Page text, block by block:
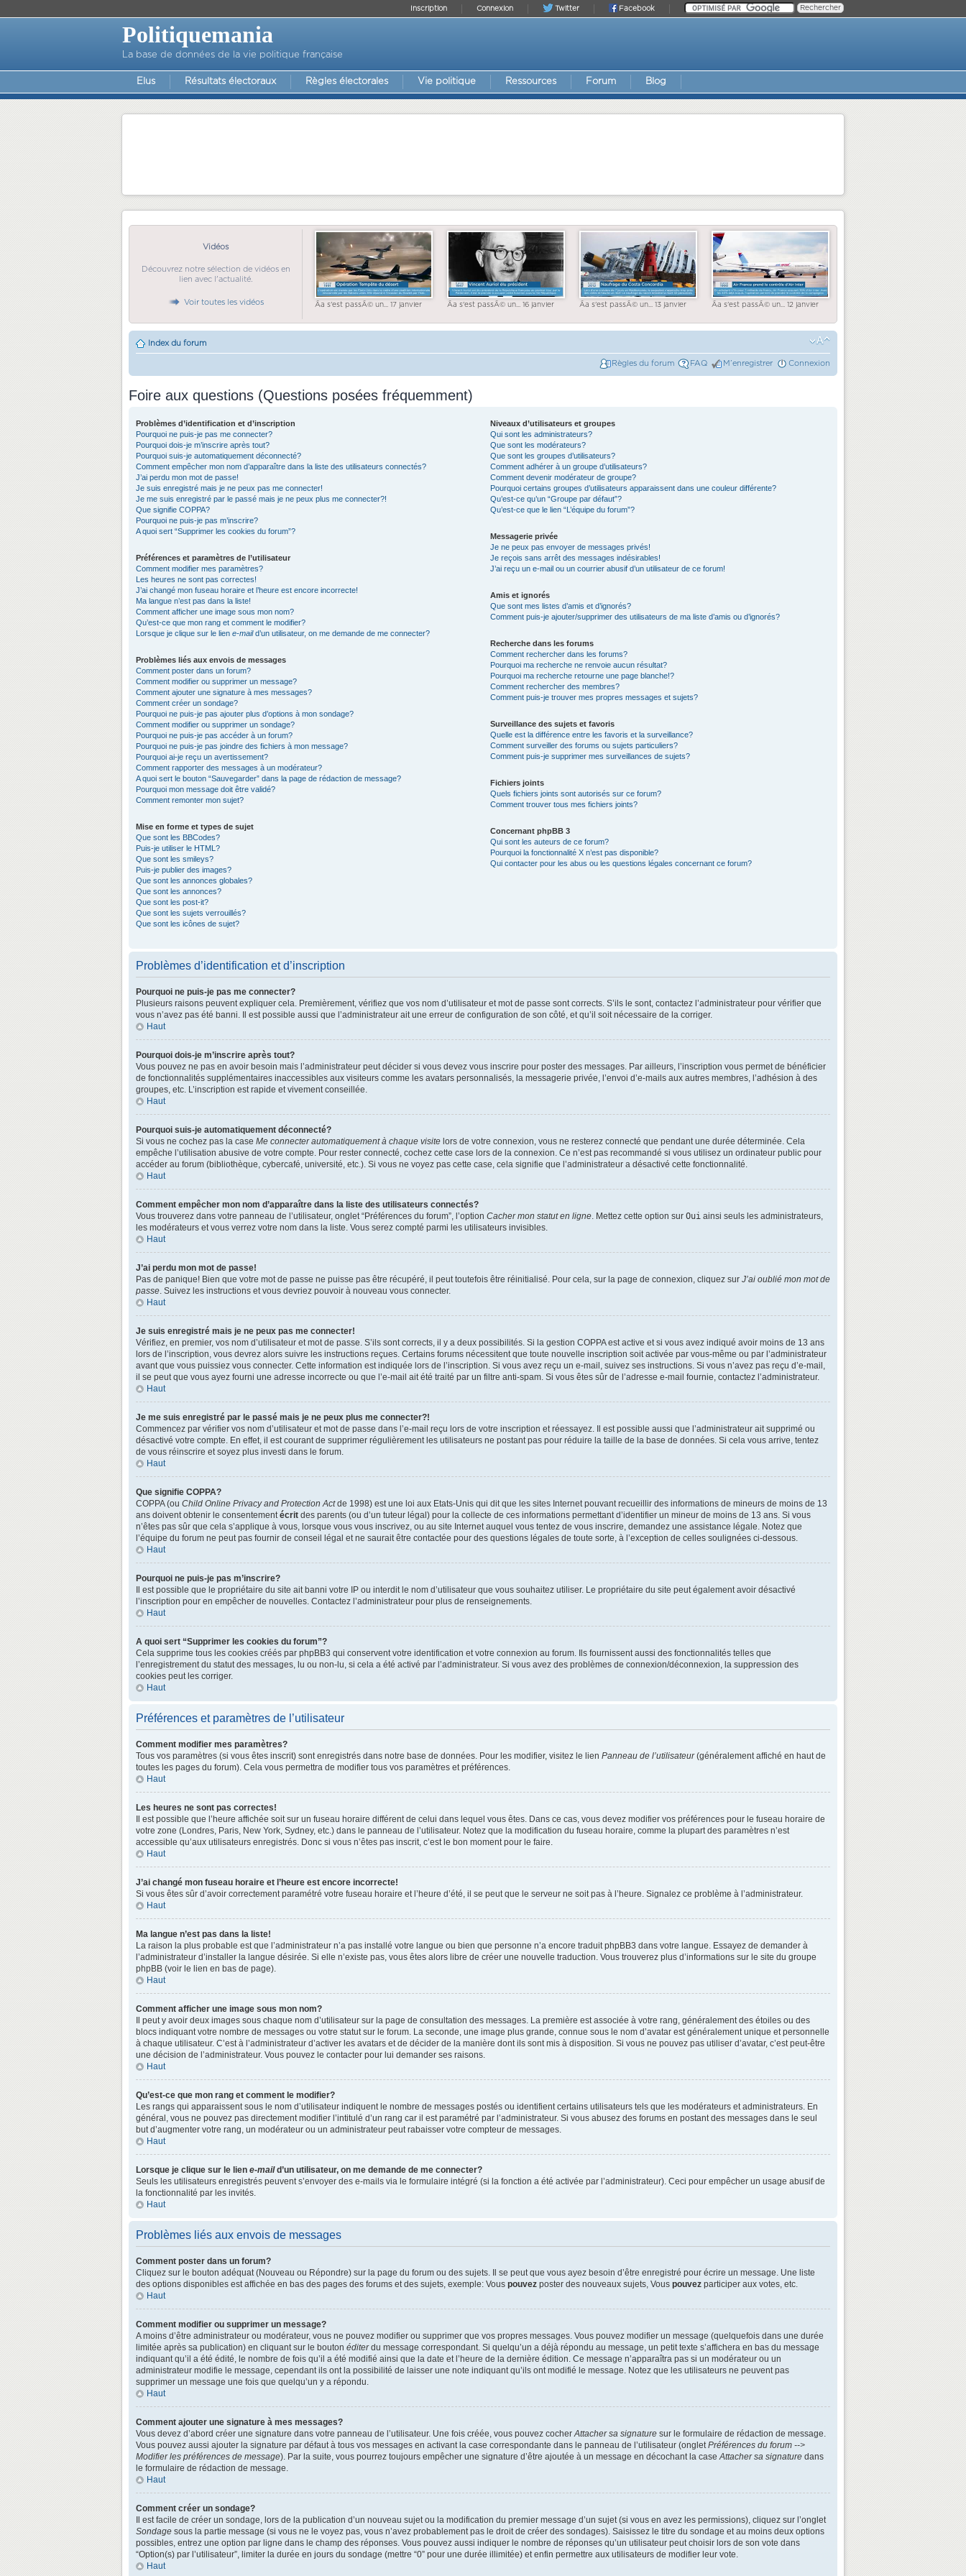
Facebook
Twitter
Connexion
Inscription
Politiquemania
La base de données de la vie politique française
Elus Résultats électoraux Règles électorales Vie politique Ressources Forum Blog
Vidéos
Découvrez notre sélection de vidéos en
lien avec l'actualité.
Voir toutes les vidéos Ãa s'est passÃ© un... 17 janvier Ãa s'est passÃ© un... 16 janvier Ãa s'est passÃ© un... 13 janvier Ãa s'est passÃ© un... 12 janvier
Index du forum
Règles du forum FAQ M’enregistrer Connexion
Foire aux questions (Questions posées fréquemment)
Problèmes d’identification et d’inscription
Pourquoi ne puis-je pas me connecter?
Pourquoi dois-je m’inscrire après tout?
Pourquoi suis-je automatiquement déconnecté?
Comment empêcher mon nom d’apparaître dans la liste des utilisateurs connectés?
J’ai perdu mon mot de passe!
Je suis enregistré mais je ne peux pas me connecter!
Je me suis enregistré par le passé mais je ne peux plus me connecter?!
Que signifie COPPA?
Pourquoi ne puis-je pas m’inscrire?
A quoi sert “Supprimer les cookies du forum”?
Préférences et paramètres de l’utilisateur
Comment modifier mes paramètres?
Les heures ne sont pas correctes!
J’ai changé mon fuseau horaire et l’heure est encore incorrecte!
Ma langue n’est pas dans la liste!
Comment afficher une image sous mon nom?
Qu’est-ce que mon rang et comment le modifier?
Lorsque je clique sur le lien e-maild’un utilisateur, on me demande de me connecter?
Problèmes liés aux envois de messages
Comment poster dans un forum?
Comment modifier ou supprimer un message?
Comment ajouter une signature à mes messages?
Comment créer un sondage?
Pourquoi ne puis-je pas ajouter plus d’options à mon sondage?
Comment modifier ou supprimer un sondage?
Pourquoi ne puis-je pas accéder à un forum?
Pourquoi ne puis-je pas joindre des fichiers à mon message?
Pourquoi ai-je reçu un avertissement?
Comment rapporter des messages à un modérateur?
A quoi sert le bouton “Sauvegarder” dans la page de rédaction de message?
Pourquoi mon message doit être validé?
Comment remonter mon sujet?
Mise en forme et types de sujet
Que sont les BBCodes?
Puis-je utiliser le HTML?
Que sont les smileys?
Puis-je publier des images?
Que sont les annonces globales?
Que sont les annonces?
Que sont les post-it?
Que sont les sujets verrouillés?
Que sont les icônes de sujet?
Niveaux d’utilisateurs et groupes
Qui sont les administrateurs?
Que sont les modérateurs?
Que sont les groupes d’utilisateurs?
Comment adhérer à un groupe d’utilisateurs?
Comment devenir modérateur de groupe?
Pourquoi certains groupes d’utilisateurs apparaissent dans une couleur différente?
Qu’est-ce qu’un “Groupe par défaut”?
Qu’est-ce que le lien “L’équipe du forum”?
Messagerie privée
Je ne peux pas envoyer de messages privés!
Je reçois sans arrêt des messages indésirables!
J’ai reçu un e-mail ou un courrier abusif d’un utilisateur de ce forum!
Amis et ignorés
Que sont mes listes d’amis et d’ignorés?
Comment puis-je ajouter/supprimer des utilisateurs de ma liste d’amis ou d’ignorés?
Recherche dans les forums
Comment rechercher dans les forums?
Pourquoi ma recherche ne renvoie aucun résultat?
Pourquoi ma recherche retourne une page blanche!?
Comment rechercher des membres?
Comment puis-je trouver mes propres messages et sujets?
Surveillance des sujets et favoris
Quelle est la différence entre les favoris et la surveillance?
Comment surveiller des forums ou sujets particuliers?
Comment puis-je supprimer mes surveillances de sujets?
Fichiers joints
Quels fichiers joints sont autorisés sur ce forum?
Comment trouver tous mes fichiers joints?
Concernant phpBB 3
Qui sont les auteurs de ce forum?
Pourquoi la fonctionnalité X n’est pas disponible?
Qui contacter pour les abus ou les questions légales concernant ce forum?
Problèmes d’identification et d’inscription
Pourquoi ne puis-je pas me connecter?
Plusieurs raisons peuvent expliquer cela. Premièrement, vérifiez que vos nom d’utilisateur et mot de passe sont corrects. S’ils le sont, contactez l’administrateur pour vérifier que
vous n’avez pas été banni. Il est possible aussi que l’administrateur ait une erreur de configuration de son côté, et qu’il soit nécessaire de la corriger.
Haut
Pourquoi dois-je m’inscrire après tout?
Vous pouvez ne pas en avoir besoin mais l’administrateur peut décider si vous devez vous inscrire pour poster des messages. Par ailleurs, l’inscription vous permet de bénéficier
de fonctionnalités supplémentaires inaccessibles aux visiteurs comme les avatars personnalisés, la messagerie privée, l’envoi d’e-mails aux autres membres, l’adhésion à des
groupes, etc. L’inscription est rapide et vivement conseillée.
Haut
Pourquoi suis-je automatiquement déconnecté?
Si vous ne cochez pas la case Me connecter automatiquement à chaque visite lors de votre connexion, vous ne resterez connecté que pendant une durée déterminée. Cela
empêche l’utilisation abusive de votre compte. Pour rester connecté, cochez cette case lors de la connexion. Ce n’est pas recommandé si vous utilisez un ordinateur public pour
accéder au forum (bibliothèque, cybercafé, université, etc.). Si vous ne voyez pas cette case, cela signifie que l’administrateur a désactivé cette fonctionnalité.
Haut
Comment empêcher mon nom d’apparaître dans la liste des utilisateurs connectés?
Vous trouverez dans votre panneau de l’utilisateur, onglet “Préférences du forum”, l’option Cacher mon statut en ligne. Mettez cette option sur Oui ainsi seuls les administrateurs,
les modérateurs et vous verrez votre nom dans la liste. Vous serez compté parmi les utilisateurs invisibles.
Haut
J’ai perdu mon mot de passe!
Pas de panique! Bien que votre mot de passe ne puisse pas être récupéré, il peut toutefois être réinitialisé. Pour cela, sur la page de connexion, cliquez sur J’ai oublié mon mot de
passe. Suivez les instructions et vous devriez pouvoir à nouveau vous connecter.
Haut
Je suis enregistré mais je ne peux pas me connecter!
Vérifiez, en premier, vos nom d’utilisateur et mot de passe. S’ils sont corrects, il y a deux possibilités. Si la gestion COPPA est active et si vous avez indiqué avoir moins de 13 ans
lors de l’inscription, vous devrez alors suivre les instructions reçues. Certains forums nécessitent que toute nouvelle inscription soit activée par vous-même ou par l’administrateur
avant que vous puissiez vous connecter. Cette information est indiquée lors de l’inscription. Si vous avez reçu un e-mail, suivez ses instructions. Si vous n’avez pas reçu d’e-mail,
il se peut que vous ayez fourni une adresse incorrecte ou que l’e-mail ait été traité par un filtre anti-spam. Si vous êtes sûr de l’adresse e-mail fournie, contactez l’administrateur.
Haut
Je me suis enregistré par le passé mais je ne peux plus me connecter?!
Commencez par vérifier vos nom d’utilisateur et mot de passe dans l’e-mail reçu lors de votre inscription et réessayez. Il est possible aussi que l’administrateur ait supprimé ou
désactivé votre compte. En effet, il est courant de supprimer régulièrement les utilisateurs ne postant pas pour réduire la taille de la base de données. Si cela vous arrive, tentez
de vous réinscrire et soyez plus investi dans le forum.
Haut
Que signifie COPPA?
COPPA (ou Child Online Privacy and Protection Actde 1998) est une loi aux Etats-Unis qui dit que les sites Internet pouvant recueillir des informations de mineurs de moins de 13
ans doivent obtenir le consentementécrit des parents (ou d’un tuteur légal) pour la collecte de ces informations permettant d’identifier un mineur de moins de 13 ans. Si vous
n’êtes pas sûr que cela s’applique à vous, lorsque vous vous inscrivez, ou au site Internet auquel vous tentez de vous inscrire, demandez une assistance légale. Notez que
l’équipe du forum ne peut pas fournir de conseil légal et ne saurait être contactée pour des questions légales de toute sorte, à l’exception de celles soulignées ci-dessous.
Haut
Pourquoi ne puis-je pas m’inscrire?
Il est possible que le propriétaire du site ait banni votre IP ou interdit le nom d’utilisateur que vous souhaitez utiliser. Le propriétaire du site peut également avoir désactivé
l’inscription pour en empêcher de nouvelles. Contactez l’administrateur pour plus de renseignements.
Haut
A quoi sert “Supprimer les cookies du forum”?
Cela supprime tous les cookies créés par phpBB3 qui conservent votre identification et votre connexion au forum. Ils fournissent aussi des fonctionnalités telles que
l’enregistrement du statut des messages, lu ou non-lu, si cela a été activé par l’administrateur. Si vous avez des problèmes de connexion/déconnexion, la suppression des
cookies peut les corriger.
Haut
Préférences et paramètres de l’utilisateur
Comment modifier mes paramètres?
Tous vos paramètres (si vous êtes inscrit) sont enregistrés dans notre base de données. Pour les modifier, visitez le lien Panneau de l’utilisateur(généralement affiché en haut de
toutes les pages du forum). Cela vous permettra de modifier tous vos paramètres et préférences.
Haut
Les heures ne sont pas correctes!
Il est possible que l’heure affichée soit sur un fuseau horaire différent de celui dans lequel vous êtes. Dans ce cas, vous devez modifier vos préférences pour le fuseau horaire de
votre zone (Londres, Paris, New York, Sydney, etc.) dans le panneau de l’utilisateur. Notez que la modification du fuseau horaire, comme la plupart des paramètres n’est
accessible qu’aux utilisateurs enregistrés. Donc si vous n’êtes pas inscrit, c’est le bon moment pour le faire.
Haut
J’ai changé mon fuseau horaire et l’heure est encore incorrecte!
Si vous êtes sûr d’avoir correctement paramétré votre fuseau horaire et l’heure d’été, il se peut que le serveur ne soit pas à l’heure. Signalez ce problème à l’administrateur.
Haut
Ma langue n’est pas dans la liste!
La raison la plus probable est que l’administrateur n’a pas installé votre langue ou bien que personne n’a encore traduit phpBB3 dans votre langue. Essayez de demander à
l’administrateur d’installer la langue désirée. Si elle n’existe pas, vous êtes alors libre de créer une nouvelle traduction. Vous trouverez plus d’informations sur le site du groupe
phpBB (voir le lien en bas de page).
Haut
Comment afficher une image sous mon nom?
Il peut y avoir deux images sous chaque nom d’utilisateur sur la page de consultation des messages. La première est associée à votre rang, généralement des étoiles ou des
blocs indiquant votre nombre de messages ou votre statut sur le forum. La seconde, une image plus grande, connue sous le nom d’avatar est généralement unique et personnelle
à chaque utilisateur. C’est à l’administrateur d’activer les avatars et de décider de la manière dont ils sont mis à disposition. Si vous ne pouvez pas utiliser d’avatar, c’est peut-être
une décision de l’administrateur. Vous pouvez le contacter pour lui demander ses raisons.
Haut
Qu’est-ce que mon rang et comment le modifier?
Les rangs qui apparaissent sous le nom d’utilisateur indiquent le nombre de messages postés ou identifient certains utilisateurs tels que les modérateurs et administrateurs. En
général, vous ne pouvez pas directement modifier l’intitulé d’un rang car il est paramétré par l’administrateur. Si vous abusez des forums en postant des messages dans le seul
but d’augmenter votre rang, un modérateur ou un administrateur peut rabaisser votre compteur de messages.
Haut
Lorsque je clique sur le lien e-maild’un utilisateur, on me demande de me connecter?
Seuls les utilisateurs enregistrés peuvent s’envoyer des e-mails via le formulaire intégré (si la fonction a été activée par l’administrateur). Ceci pour empêcher un usage abusif de
la fonctionnalité par les invités.
Haut
Problèmes liés aux envois de messages
Comment poster dans un forum?
Cliquez sur le bouton adéquat (Nouveau ou Répondre) sur la page du forum ou des sujets. Il se peut que vous ayez besoin d’être enregistré pour écrire un message. Une liste
des options disponibles est affichée en bas des pages des forums et des sujets, exemple: Vous pouvez poster des nouveaux sujets, Vous pouvez participer aux votes, etc.
Haut
Comment modifier ou supprimer un message?
A moins d’être administrateur ou modérateur, vous ne pouvez modifier ou supprimer que vos propres messages. Vous pouvez modifier un message (quelquefois dans une durée
limitée après sa publication) en cliquant sur le bouton éditerdu message correspondant. Si quelqu’un a déjà répondu au message, un petit texte s’affichera en bas du message
indiquant qu’il a été édité, le nombre de fois qu’il a été modifié ainsi que la date et l’heure de la dernière édition. Ce message n’apparaîtra pas si un modérateur ou un
administrateur modifie le message, cependant ils ont la possibilité de laisser une note indiquant qu’ils ont modifié le message. Notez que les utilisateurs ne peuvent pas
supprimer un message une fois que quelqu’un y a répondu.
Haut
Comment ajouter une signature à mes messages?
Vous devez d’abord créer une signature dans votre panneau de l’utilisateur. Une fois créée, vous pouvez cocherAttacher sa signature sur le formulaire de rédaction de message.
Vous pouvez aussi ajouter la signature par défaut à tous vos messages en activant la case correspondante dans le panneau de l’utilisateur (ongletPréférences du forum -->
Modifier les préférences de message). Par la suite, vous pourrez toujours empêcher une signature d’être ajoutée à un message en décochant la caseAttacher sa signature dans
le formulaire de rédaction de message.
Haut
Comment créer un sondage?
Il est facile de créer un sondage, lors de la publication d’un nouveau sujet ou la modification du premier message d’un sujet (si vous en avez les permissions), cliquez sur l’onglet
Sondage sous la partie message (si vous ne le voyez pas, vous n’avez probablement pas le droit de créer des sondages). Saisissez le titre du sondage et au moins deux options
possibles, entrez une option par ligne dans le champ des réponses. Vous pouvez aussi indiquer le nombre de réponses qu’un utilisateur peut choisir lors de son vote dans
“Option(s) par l’utilisateur”, limiter la durée en jours du sondage (mettre “0” pour une durée illimitée) et enfin permettre aux utilisateurs de modifier leur vote.
Haut